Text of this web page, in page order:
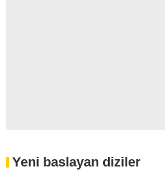
Yeni baslayan diziler